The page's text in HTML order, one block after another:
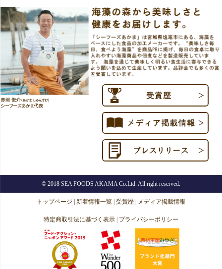
© 2018 SEA FOODS AKAMA Co.Ltd. All right reserved.
トップページ 新着情報一覧 受賞歴 メディア掲載情報
特定商取引法に基づく表示 プライバシーポリシー